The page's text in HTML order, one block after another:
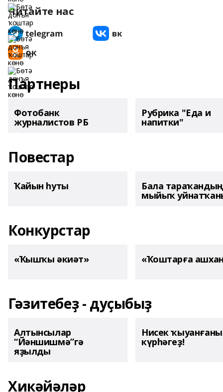
Читайте нас
Партнеры
Фотобанк
журналистов РБ
Рубрика "Еда и
напитки"
Повестар
Ҡайын һуты Бала тараҡандың
мыйыҡ
Конкурстар
«Ҡышҡы әкиәт» «Ҡоштарға
Гәзитебеҙ - дуҫыбыҙ
Алтынсылар
“Йәншишмә”гә
яҙылды
Нисек
күрһәгеҙ!
Хикәйәләр